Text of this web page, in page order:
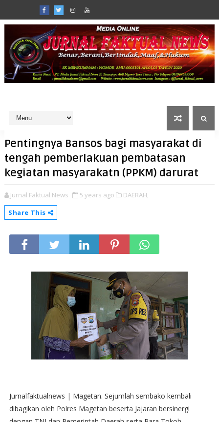
Pentingnya Bansos bagi masyarakat di
tengah pemberlakuan pembatasan
kegiatan masyarakatn (PPKM) darurat
Jurnal Faktual News 5 years ago
DAERAH,
Share This
Jurnalfaktualnews | Magetan. Sejumlah sembako kembali
dibagikan oleh Polres Magetan beserta Jajaran bersinergi